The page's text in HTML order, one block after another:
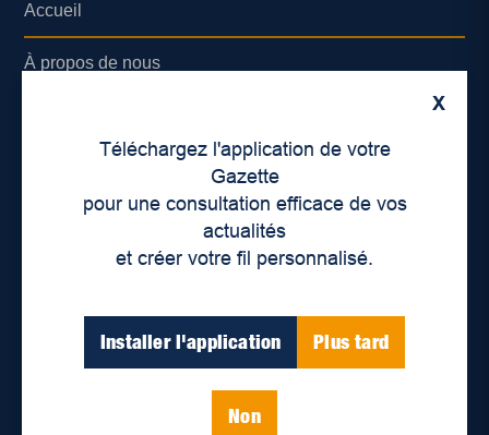
X
Téléchargez l'application de votre
Gazette
pour une consultation efficace de vos
actualités
et créer votre fil personnalisé.
Installer l'application Plus tard
Non
Accueil
À propos de nous
Lieux de distribution